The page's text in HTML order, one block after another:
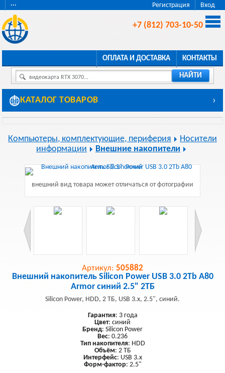
Регистрация Вход
···
+7 (812) 703-10-50
ОПЛАТА И ДОСТАВКА КОНТАКТЫ
видеокарта RTX 3070... НАЙТИ
КАТАЛОГ ТОВАРОВ ›
Компьютеры, комплектующие, периферия
Носители
информации
Внешние накопители
внешний вид товара может отличаться от фотографии
Артикул: 505882
Внешний накопитель Silicon Power USB 3.0 2Tb A80
Armor синий 2.5" 2ТБ
Silicon Power, HDD, 2 ТБ, USB 3.x, 2.5", синий.
Гарантия: 3 года
Цвет: синий
Бренд: Silicon Power
Вес: 0.236
Тип накопителя: HDD
Объём: 2 ТБ
Интерфейс: USB 3.x
Форм-фактор: 2.5"